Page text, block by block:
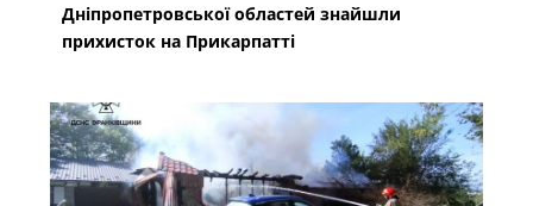
Дніпропетровської областей знайшли
прихисток на Прикарпатті